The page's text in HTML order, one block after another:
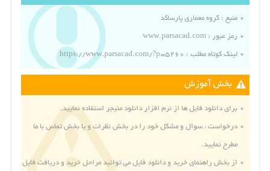
منبع : گروه معماری پارساکد
رمز عبور : www.parsacad.com
لینک کوتاه مطلب : https://www.parsacad.com/?p=5260
بخش آموزش
برای دانلود فایل ها از نرم افزار دانلود منیجر استفاده نمایید.
درخواست ، سوال و مشکل خود را در بخش نظرات و یا بخشتماس با ما
مطرح نمایید.
از بخش راهنمای خرید و دانلود فایل می توانید مراحل خرید و دریافت فایل